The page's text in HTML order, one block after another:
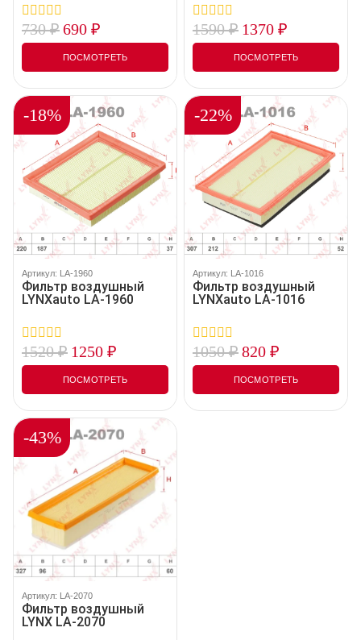
0
out
5
730₽690 ₽
ПОСМОТРЕТЬ
0
out
5
1590₽ 1370 ₽
ПОСМОТРЕТЬ
-18%
Артикул: LA-1960
Фильтр воздушный
LYNXauto LA-1960
0
out
5
1520₽ 1250 ₽
ПОСМОТРЕТЬ
-22%
Артикул: LA-1016
Фильтр воздушный
LYNXauto LA-1016
0
out
5
1050₽820 ₽
ПОСМОТРЕТЬ
-43%
Артикул: LA-2070
Фильтр воздушный
LYNX LA-2070